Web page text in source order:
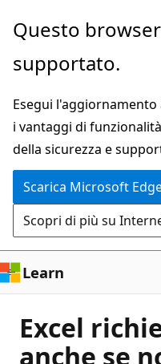
Ignora
passa
contenuto
principale
Questo
supportato.
Esegui
i vantaggi di
della sicurezza e
Scarica Microsoft
Scopri di più su
Learn
Excel
anche se